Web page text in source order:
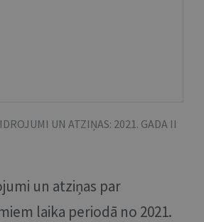
UN ATZIŅAS: 2021. GADA II
un atziņas par
laika periodā no 2021.